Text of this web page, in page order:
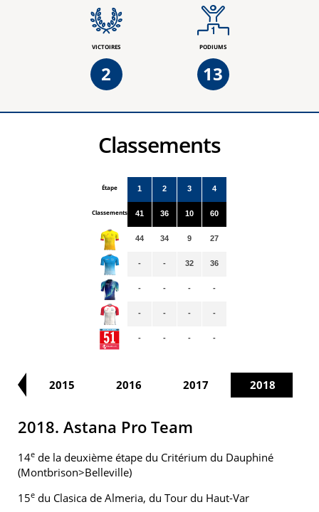
VICTOIRES
2
PODIUMS
13
Classements
Étape
Classements
1
41
44
-
-
-
-
2
36
34
-
-
-
-
3
10
9
32
-
-
-
4
60
27
36
-
-
-
2015 2016 2017 2018
2018. Astana Pro Team
14e de la deuxième étape du Critérium du Dauphiné
(Montbrison>Belleville)
15e du Clasica de Almeria, du Tour du Haut-Var